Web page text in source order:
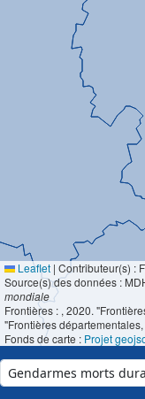
Leaflet | Contributeur(s) :
Source(s) des données :
mondiale
Frontières : , 2020.
"Frontières
Fonds de carte : Projet